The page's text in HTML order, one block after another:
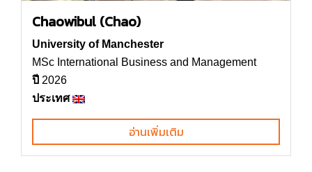
Chaowibul (Chao)
University of Manchester
MSc International Business and Management
ปี 2026
ประเทศ
อ่านเพิ่มเติม